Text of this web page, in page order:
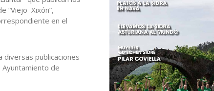
“Viejo Xixón”,
en el
publicaciones
Ayuntamiento de